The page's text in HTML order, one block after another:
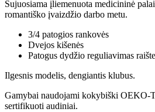
Sujuosiama įliemenuota medicininė
romantiško įvaizdžio darbo metu.
3/4 patogios rankovės
Dvejos kišenės
Patogus dydžio reguliavimas
Ilgesnis modelis, dengiantis klubus.
Gamybai naudojami kokybiški OEKO-
sertifikuoti audiniai.